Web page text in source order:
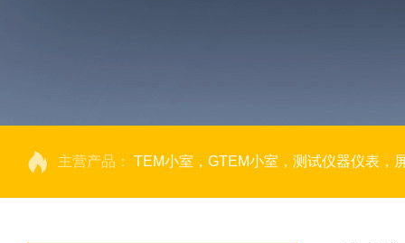
主营产品： TEM小室，GTEM小室，测试仪器仪表，